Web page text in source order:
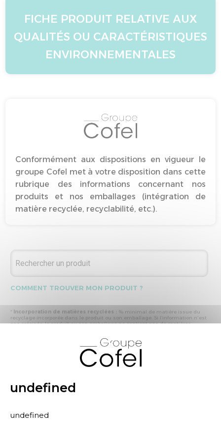
FICHE PRODUIT RELATIVE AUX
QUALITÉS OU CARACTÉRISTIQUES
ENVIRONNEMENTALES
Conformément aux dispositions en vigueur le
groupe Cofel met à votre disposition dans cette
rubrique des informations concernant nos
produits et nos emballages (intégration de
matière recyclée, recyclabilité, etc.).
COMMENT TROUVER MON PRODUIT ?
* Incorporation de matières recyclées : % minimal de matière issue du
recyclage incorporée dans le produit ou son emballage. Si l’information n'est
pas précisée, le produit ou son emballage ne contient pas de matières
- « produit ou emballage majoritairement recyclable » : la matière recyclée
produite par les processus de recyclage mis en œuvre représente plus de 50
% en masse du déchet collecté
- « produit ou emballage entièrement recyclable » : la matière recyclée
* Primes et pénalités appliquées au produit :
rubrique les primes et pénalités déclarées à ECOMAISON et CITEO (Eco
undefined
undefined